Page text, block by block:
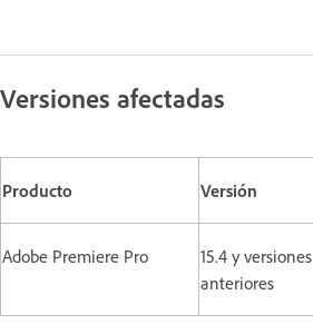
Versiones afectadas
Producto Versión
Adobe Premiere Pro
15.4 y versiones
anteriores